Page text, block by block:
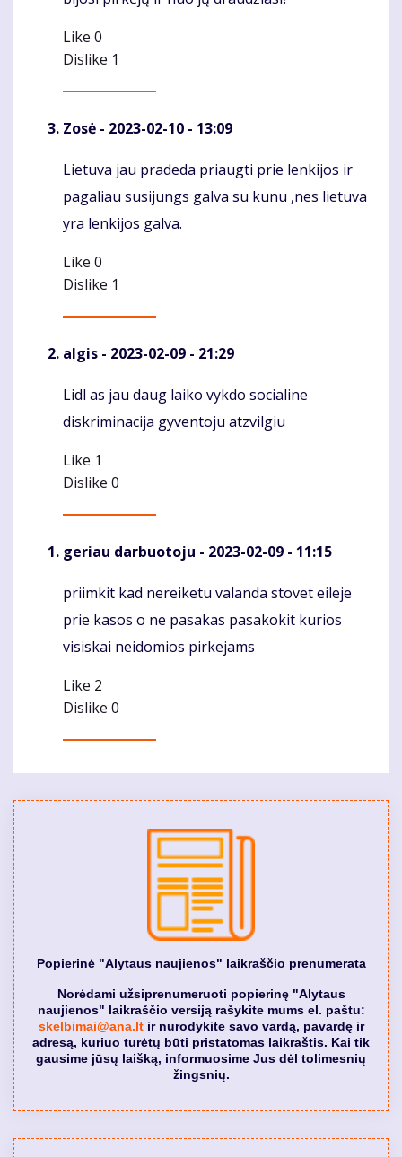
Like 0
Dislike 1
Zosė - 2023-02-10 - 13:09
Komentaras
Lietuva jau pradeda priaugti prie lenkijos ir
pagaliau susijungs galva su kunu ,nes lietuva
yra lenkijos galva.
Like 0
Dislike 1
algis - 2023-02-09 - 21:29
Komentaras
Lidl as jau daug laiko vykdo socialine
diskriminacija gyventoju atzvilgiu
Like 1
Dislike 0
geriau darbuotoju - 2023-02-09 - 11:15
Komentaras
priimkit kad nereiketu valanda stovet eileje
prie kasos o ne pasakas pasakokit kurios
visiskai neidomios pirkejams
Like 2
Dislike 0
Popierinė "Alytaus naujienos" laikraščio prenumerata
Norėdami užsiprenumeruoti popierinę "Alytaus
naujienos" laikraščio versiją rašykite mums el. paštu:
skelbimai@ana.ltir nurodykite savo vardą, pavardę ir
adresą, kuriuo turėtų būti pristatomas laikraštis. Kai tik
gausime jūsų laišką, informuosime Jus dėl tolimesnių
žingsnių.